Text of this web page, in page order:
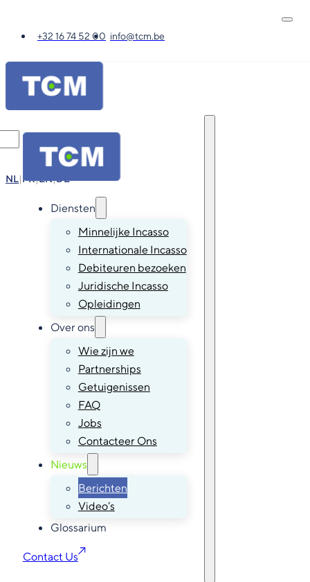
+32 16 74 52 00 info@tcm.be
NL|FR|EN|DE
Diensten
Minnelijke Incasso
Internationale Incasso
Debiteuren bezoeken
Juridische Incasso
Opleidingen
Over ons
Wie zijn we
Partnerships
Getuigenissen
FAQ
Jobs
Contacteer Ons
Nieuws
Berichten
Video’s
Glossarium
Contact Us